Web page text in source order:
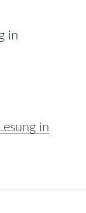
in
in